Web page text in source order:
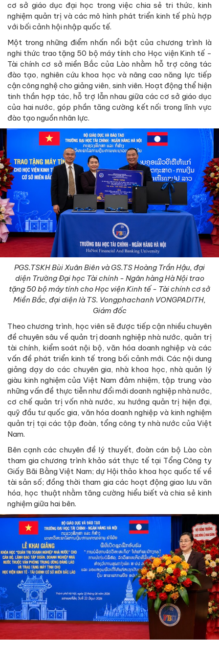
cơ sở giáo dục đại học trong việc chia sẻ tri thức, kinh
nghiệm quản trị và các mô hình phát triển kinh tế phù hợp
với bối cảnh hội nhập quốc tế.
Một trong những điểm nhấn nổi bật của chương trình là
nghi thức trao tặng 50 bộ máy tính cho Học viện Kinh tế -
Tài chính cơ sở miền Bắc của Lào nhằm hỗ trợ công tác
đào tạo, nghiên cứu khoa học và nâng cao năng lực tiếp
cận công nghệ cho giảng viên, sinh viên. Hoạt động thể hiện
tinh thần hợp tác, hỗ trợ lẫn nhau giữa các cơ sở giáo dục
của hai nước, góp phần tăng cường kết nối trong lĩnh vực
đào tạo nguồn nhân lực.
PGS.TSKH Bùi Xuân Biên và GS.TS Hoàng Trần Hậu, đại
diện Trường Đại học Tài chính - Ngân hàng Hà Nội trao
tặng 50 bộ máy tính cho Học viện Kinh tế - Tài chính cơ sở
Miền Bắc, đại diện là TS. Vongphachanh VONGPADITH,
Giám đốc
Theo chương trình, học viên sẽ được tiếp cận nhiều chuyên
đề chuyên sâu về quản trị doanh nghiệp nhà nước, quản trị
tài chính, kiểm soát nội bộ, văn hóa doanh nghiệp và các
vấn đề phát triển kinh tế trong bối cảnh mới. Các nội dung
giảng dạy do các chuyên gia, nhà khoa học, nhà quản lý
giàu kinh nghiệm của Việt Nam đảm nhiệm, tập trung vào
những vấn đề thực tiễn như đổi mới doanh nghiệp nhà nước,
cơ chế quản trị vốn nhà nước, xu hướng quản trị hiện đại,
quỹ đầu tư quốc gia, văn hóa doanh nghiệp và kinh nghiệm
quản trị tại các tập đoàn, tổng công ty nhà nước của Việt
Nam.
Bên cạnh các chuyên đề lý thuyết, đoàn cán bộ Lào còn
tham gia chương trình khảo sát thực tế tại Tổng Công ty
Giấy Bãi Bằng Việt Nam; dự Hội thảo khoa học quốc tế về
tài sản số; đồng thời tham gia các hoạt động giao lưu văn
hóa, học thuật nhằm tăng cường hiểu biết và chia sẻ kinh
nghiệm giữa hai bên.